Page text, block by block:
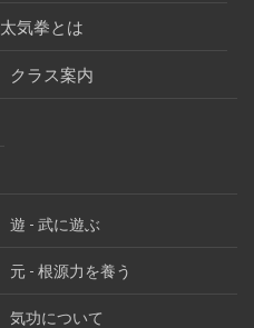
太気拳とは
クラス案内
遊 - 武に遊ぶ
元 - 根源力を養う
気功について